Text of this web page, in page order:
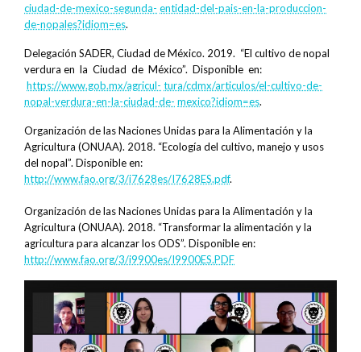
ciudad-de-mexico-segunda- entidad-del-pais-en-la-produccion-
de-nopales?idiom=es.
Delegación SADER, Ciudad de México. 2019. “El cultivo de nopal
verdura en la Ciudad de México”. Disponible en:
https://www.gob.mx/agricul- tura/cdmx/articulos/el-cultivo-de-
nopal-verdura-en-la-ciudad-de- mexico?idiom=es.
Organización de las Naciones Unidas para la Alimentación y la
Agricultura (ONUAA). 2018. “Ecología del cultivo, manejo y usos
del nopal”. Disponible en:
http://www.fao.org/3/i7628es/I7628ES.pdf.
Organización de las Naciones Unidas para la Alimentación y la
Agricultura (ONUAA). 2018. “Transformar la alimentación y la
agricultura para alcanzar los ODS”. Disponible en:
http://www.fao.org/3/i9900es/I9900ES.PDF